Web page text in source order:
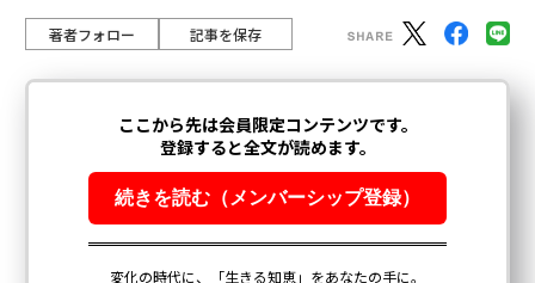
著者フォロー 記事を保存